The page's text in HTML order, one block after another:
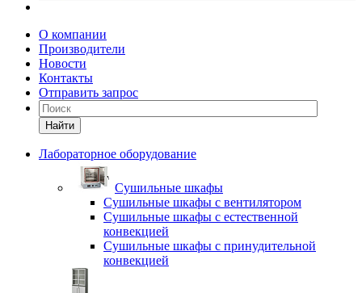
О компании
Производители
Новости
Контакты
Отправить запрос
Найти
Лабораторное оборудование
Cушильные шкафы
Сушильные шкафы с вентилятором
Сушильные шкафы с естественной
конвекцией
Сушильные шкафы с принудительной
конвекцией